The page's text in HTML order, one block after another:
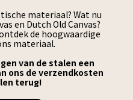
materiaal? Wat nu
en Dutch Old Canvas?
de hoogwaardige
materiaal.
van de stalen een
ons de verzendkosten
terug!